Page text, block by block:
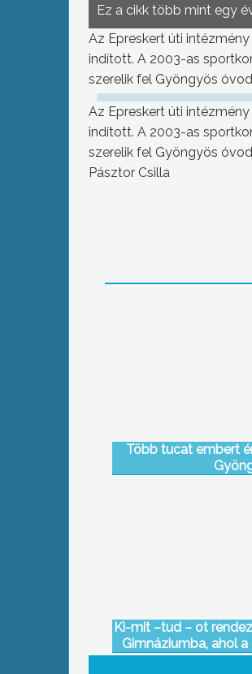
Ez a cikk több mint egy
Az Epreskert úti
indított. A 2003-as
szerelik fel Gyöngyös
Az Epreskert úti
indított. A 2003-as
szerelik fel Gyöngyös
Pásztor Csilla
Több tucat embert
Ki-mit –tud – ot
Gimnáziumba, ahol
produkciókkal és